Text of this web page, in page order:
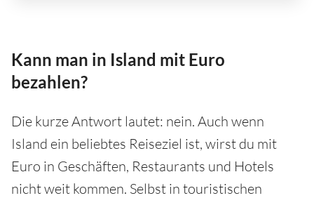
Kann man in Island mit Euro
bezahlen?
Die kurze Antwort lautet: nein. Auch wenn
Island ein beliebtes Reiseziel ist, wirst du mit
Euro in Geschäften, Restaurants und Hotels
nicht weit kommen. Selbst in touristischen